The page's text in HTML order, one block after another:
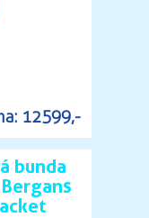
12599,-
bunda